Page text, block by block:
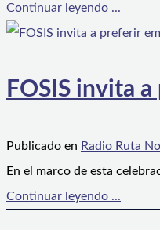
Continuar leyendo ...
FOSIS invita
Publicado en Radio Ruta
En el marco de esta
Continuar leyendo ...